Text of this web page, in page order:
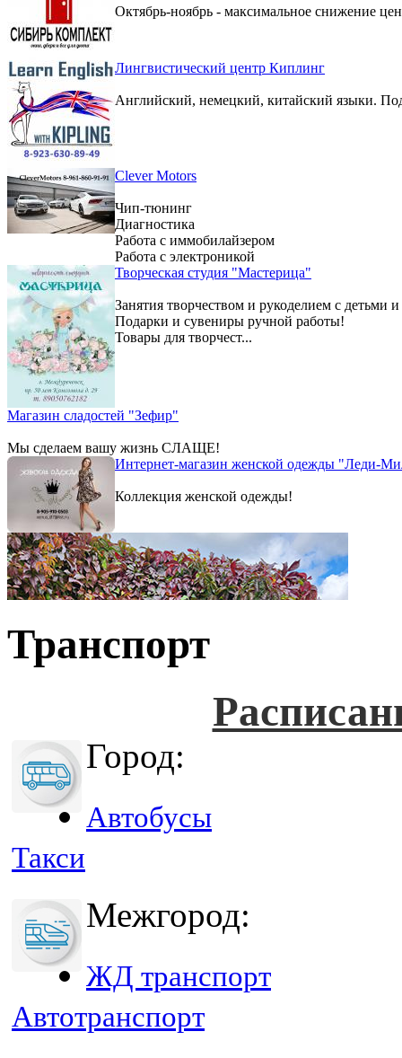
Октябрь-ноябрь - максимальное снижение
Лингвистический центр Киплинг
Английский, немецкий, китайский языки.
Clever Motors
Чип-тюнинг
Диагностика
Работа с иммобилайзером
Работа с электроникой
Творческая студия "Мастерица"
Занятия творчеством и рукоделием с детьми
Подарки и сувениры ручной работы!
Товары для творчест...
Магазин сладостей "Зефир"
Мы сделаем вашу жизнь СЛАЩЕ!
Интернет-магазин женской одежды "Леди-
Коллекция женской одежды!
Транспорт
Город:
Автобусы
Такси
Межгород:
ЖД транспорт
Автотранспорт